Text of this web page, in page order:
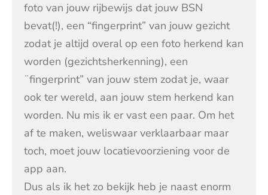
foto van jouw rijbewijs dat jouw BSN
bevat(!), een “fingerprint” van jouw gezicht
zodat je altijd overal op een foto herkend kan
worden (gezichtsherkenning), een
¨fingerprint” van jouw stem zodat je, waar
ook ter wereld, aan jouw stem herkend kan
worden. Nu mis ik er vast een paar. Om het
af te maken, weliswaar verklaarbaar maar
toch, moet jouw locatievoorziening voor de
app aan.
Dus als ik het zo bekijk heb je naast enorm